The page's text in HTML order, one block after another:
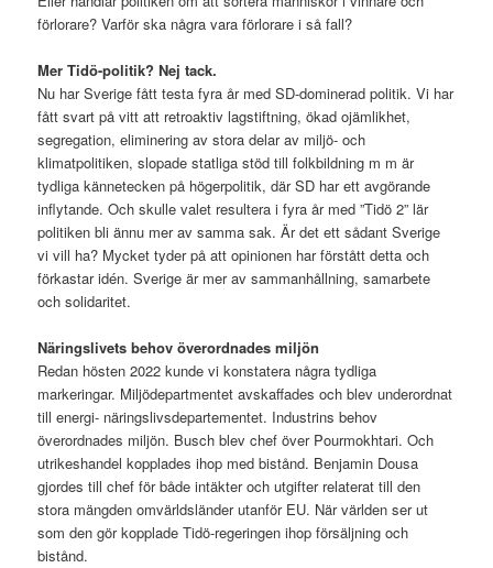
förlorare? Varför ska några vara förlorare i så fall?
Mer Tidö-politik? Nej tack.
Nu har Sverige fått testa fyra år med SD-dominerad politik. Vi har
fått svart på vitt att retroaktiv lagstiftning, ökad ojämlikhet,
segregation, eliminering av stora delar av miljö- och
klimatpolitiken, slopade statliga stöd till folkbildning m m är
tydliga kännetecken på högerpolitik, där SD har ett avgörande
inflytande. Och skulle valet resultera i fyra år med ”Tidö 2” lär
politiken bli ännu mer av samma sak. Är det ett sådant Sverige
vi vill ha? Mycket tyder på att opinionen har förstått detta och
förkastar idén. Sverige är mer av sammanhållning, samarbete
och solidaritet.
Näringslivets behov överordnades miljön
Redan hösten 2022 kunde vi konstatera några tydliga
markeringar. Miljödepartmentet avskaffades och blev underordnat
till energi- näringslivsdepartementet. Industrins behov
överordnades miljön. Busch blev chef över Pourmokhtari. Och
utrikeshandel kopplades ihop med bistånd. Benjamin Dousa
gjordes till chef för både intäkter och utgifter relaterat till den
stora mängden omvärldsländer utanför EU. När världen ser ut
som den gör kopplade Tidö-regeringen ihop försäljning och
bistånd.